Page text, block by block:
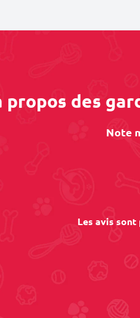
propos des
Note
Les avis